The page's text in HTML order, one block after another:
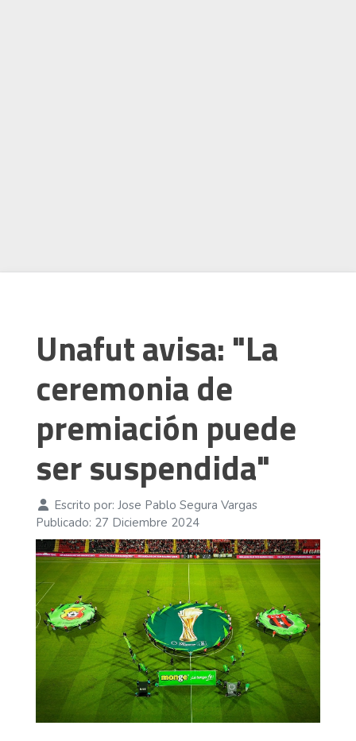
Unafut avisa: "La
ceremonia de
premiación puede
ser suspendida"
Escrito por: Jose Pablo Segura Vargas
Publicado: 27 Diciembre 2024